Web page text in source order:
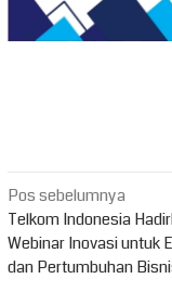
Navigasi
pos
Pos sebelumnya
Telkom Indonesia
Webinar Inovasi untuk
dan Pertumbuhan